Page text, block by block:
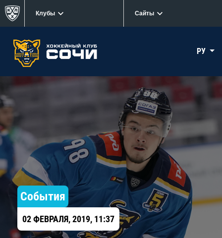
Клубы Сайты
РУ
События
02 ФЕВРАЛЯ, 2019, 11:37